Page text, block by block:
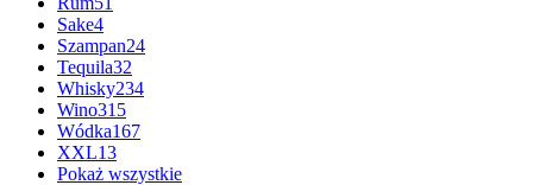
Sake4
Szampan24
Tequila32
Whisky234
Wino315
Wódka167
XXL13
Pokaż wszystkie